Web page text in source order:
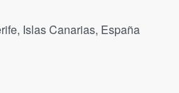
Islas Canarias, España